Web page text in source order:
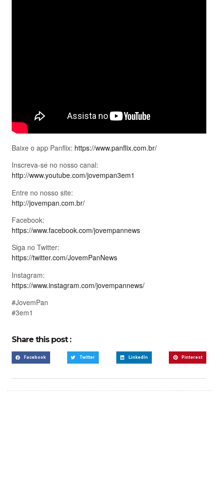
Baixe o app Panflix: https://www.panflix.com.br/
Inscreva-se no nosso canal:
http://www.youtube.com/jovempan3em1
Entre no nosso site:
http://jovempan.com.br/
Facebook:
https://www.facebook.com/jovempannews
Siga no Twitter:
https://twitter.com/JovemPanNews
Instagram:
https://www.instagram.com/jovempannews/
#JovemPan
#3em1
Share this post :
Facebook Twitter LinkedIn Pinterest